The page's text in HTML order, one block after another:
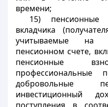
времени;
15) пенсионные
вкладчика
учитываемые на
пенсионном счете,
пенсионные
профессиональные
добровольные
инвестиционный